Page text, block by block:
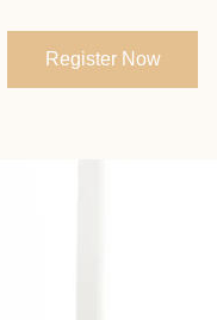
Register Now